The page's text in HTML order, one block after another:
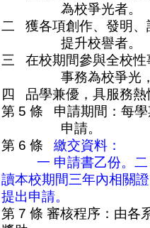
為校爭光者。
二
獲各項創作、發明
提升校譽者。
三
在校期間參與全校
事務為校爭光
四
品學兼優，具服務
第 5 條
申請期間：每
申請。
第 6 條
繳交資料：
一 申請書乙份。
讀本校期間三年內相關
提出申請。
第 7 條 審核程序： 由各